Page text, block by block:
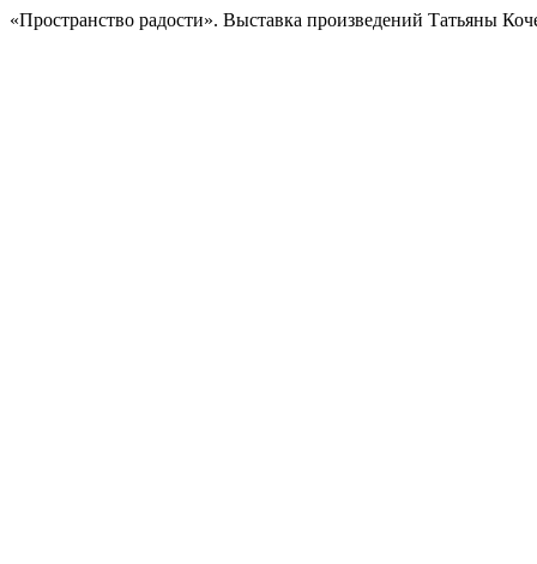
«Пространство радости». Выставка произведений Татьяны